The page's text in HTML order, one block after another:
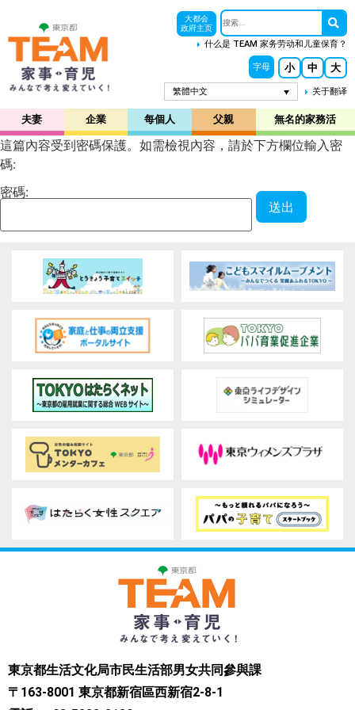
大都会
政府主页
什么是 TEAM 家务劳动和儿童保育？
字母 小 中 大
繁體中文 关于翻译
夫妻 企業 每個人 父親 無名的家務活
這篇內容受到密碼保護。如需檢視內容，請於下方欄位輸入密
碼:
密碼:
東京都生活文化局市民生活部男女共同參與課
〒163-8001 東京都新宿區西新宿2-8-1